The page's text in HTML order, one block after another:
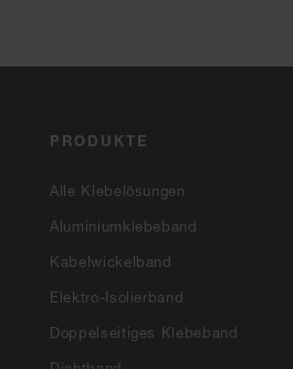
PRODUKTE
Alle Klebelösungen
Aluminiumklebeband
Kabelwickelband
Elektro-Isolierband
Doppelseitiges Klebeband